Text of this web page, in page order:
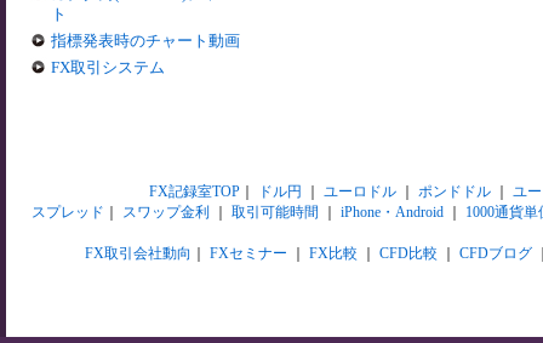
ト
指標発表時のチャート動画
FX取引システム
FX記録室TOP｜ ドル円 ユーロドル｜ ポンドドル｜ ユ
スプレッド
スワップ金利 取引可能時間 iPhone・Android 1000通貨単
FX取引会社動向 FXセミナー FX比較 CFD比較 CFDブログ